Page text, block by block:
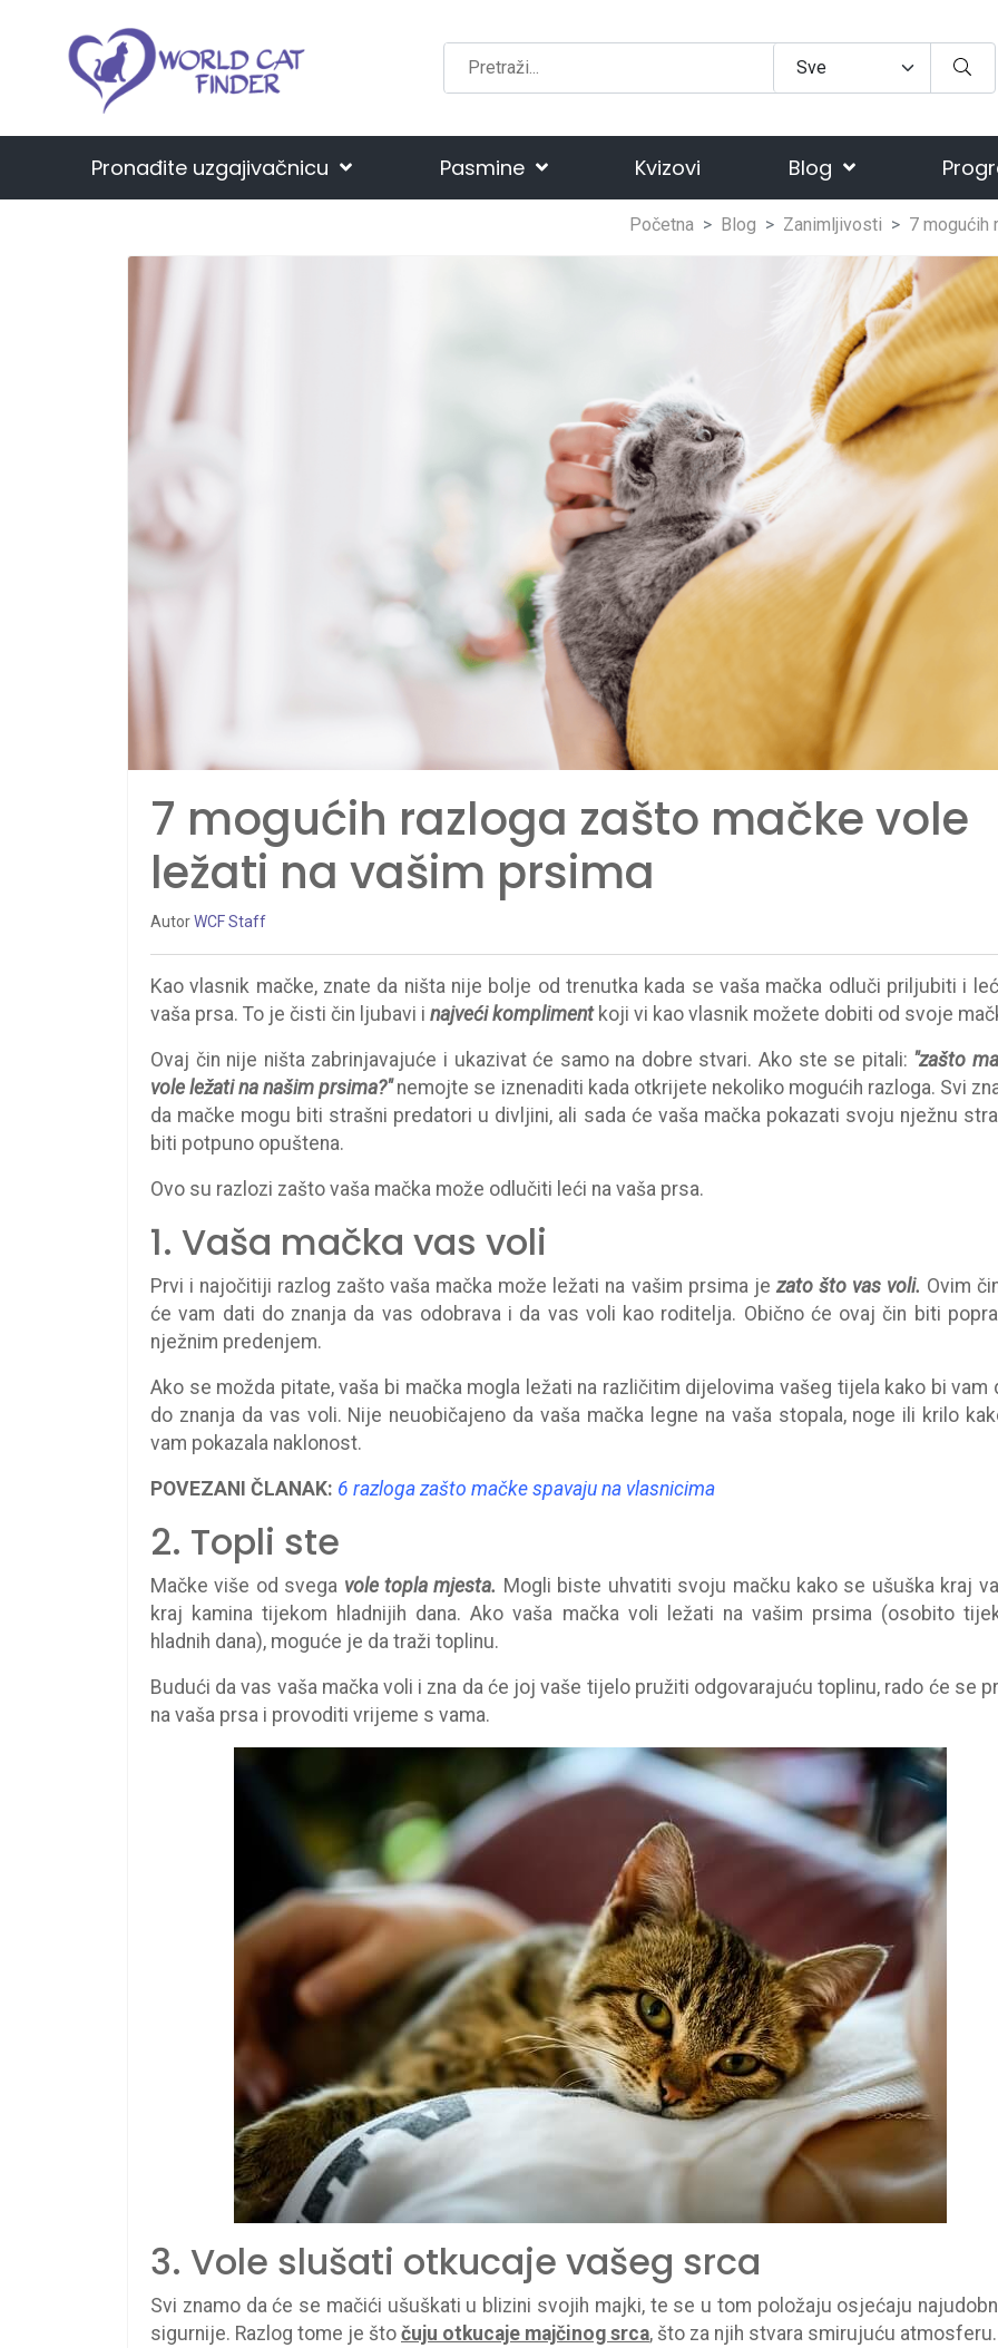
Pronađite uzgajivačnicu Pasmine Kvizovi Blog
Početna Blog Zanimljivosti 7 mogućih
7 mogućih razloga zašto mačke vole
ležati na vašim prsima
AutorWCF Staff
Kao vlasnik mačke, znate da ništa nije bolje od trenutka kada se vaša mačka odluči priljubiti i
vaša prsa. To je čisti čin ljubavi i najveći kompliment koji vi kao vlasnik možete dobiti od svoje
Ovaj čin nije ništa zabrinjavajuće i ukazivat će samo na dobre stvari. Ako ste se pitali: "zašto
vole ležati na našim prsima?"nemojte se iznenaditi kada otkrijete nekoliko mogućih razloga. Svi
da mačke mogu biti strašni predatori u divljini, ali sada će vaša mačka pokazati svoju nježnu
biti potpuno opuštena.
Ovo su razlozi zašto vaša mačka može odlučiti leći na vaša prsa.
1. Vaša mačka vas voli
Prvi i najočitiji razlog zašto vaša mačka može ležati na vašim prsima je zato što vas voli. Ovim
će vam dati do znanja da vas odobrava i da vas voli kao roditelja. Obično će ovaj čin biti
nježnim predenjem.
Ako se možda pitate, vaša bi mačka mogla ležati na različitim dijelovima vašeg tijela kako bi vam
do znanja da vas voli. Nije neuobičajeno da vaša mačka legne na vaša stopala, noge ili krilo
vam pokazala naklonost.
POVEZANI ČLANAK: 6 razloga zašto mačke spavaju na vlasnicima
2. Topli ste
Mačke više od svega vole topla mjesta. Mogli biste uhvatiti svoju mačku kako se ušuška kraj
kraj kamina tijekom hladnijih dana. Ako vaša mačka voli ležati na vašim prsima (osobito
hladnih dana), moguće je da traži toplinu.
Budući da vas vaša mačka voli i zna da će joj vaše tijelo pružiti odgovarajuću toplinu, rado će se
na vaša prsa i provoditi vrijeme s vama.
3. Vole slušati otkucaje vašeg srca
Svi znamo da će se mačići ušuškati u blizini svojih majki, te se u tom položaju osjećaju
sigurnije. Razlog tome je što čuju otkucaje majčinog srca, što za njih stvara smirujuću atmosferu.